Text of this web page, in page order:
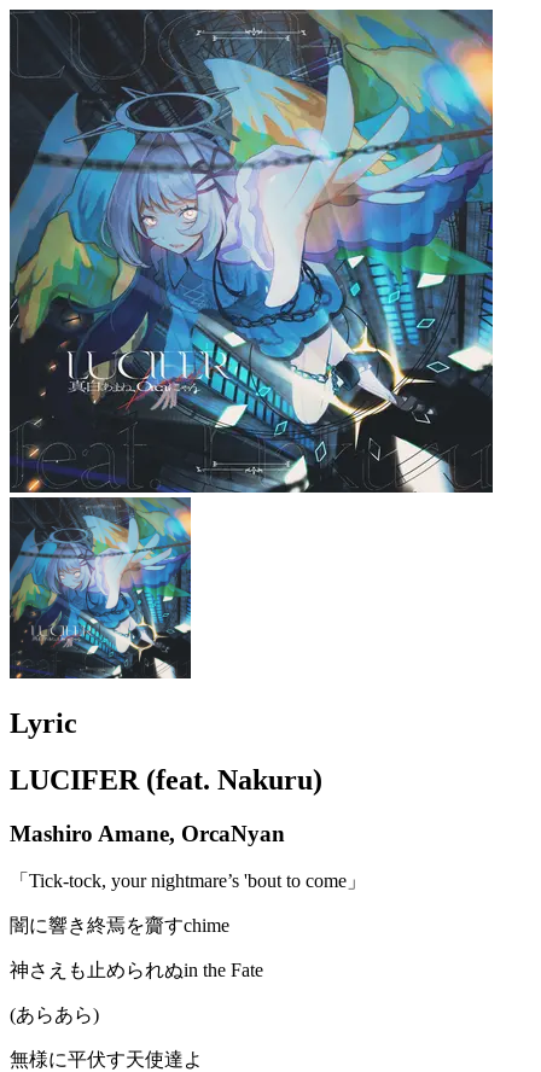
Lyric
LUCIFER (feat. Nakuru)
Mashiro Amane, OrcaNyan
「Tick-tock, your nightmare’s 'bout to come」
闇に響き終焉を齎すchime
神さえも止められぬin the Fate
(あらあら)
無様に平伏す天使達よ